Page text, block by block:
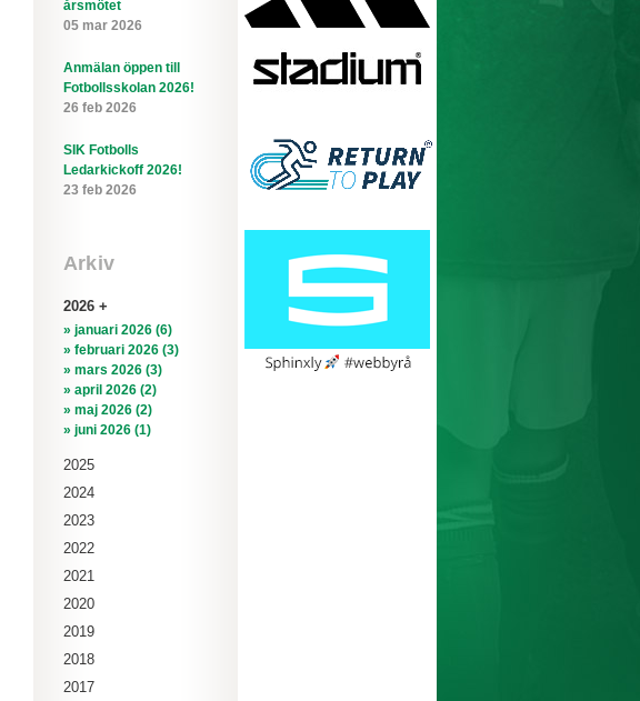
årsmötet
05 mar 2026
Anmälan öppen till
Fotbollsskolan 2026!
26 feb 2026
SIK Fotbolls
Ledarkickoff 2026!
23 feb 2026
Arkiv
2026
» januari 2026 (6)
» februari 2026 (3)
» mars 2026 (3)
» april 2026 (2)
» maj 2026 (2)
» juni 2026 (1)
2025
2024
2023
2022
2021
2020
2019
2018
2017